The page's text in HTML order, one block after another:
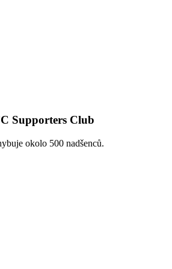
Supporters Club
okolo 500 nadšenců.